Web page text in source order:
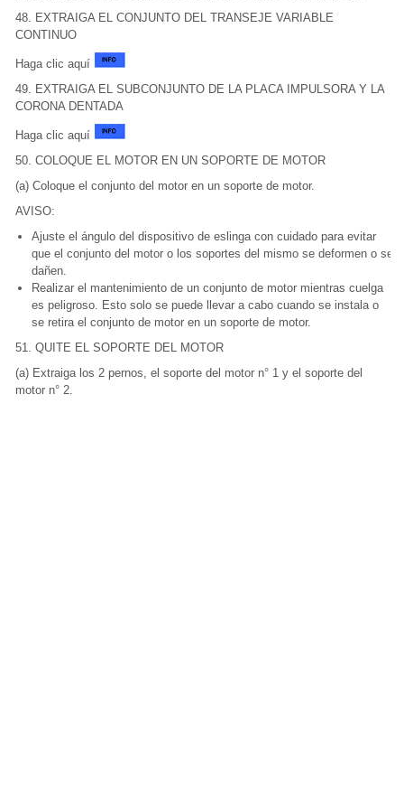
48. EXTRAIGA EL CONJUNTO DEL TRANSEJE VARIABLE
CONTINUO
Haga clic aquí
49. EXTRAIGA EL SUBCONJUNTO DE LA PLACA IMPULSORA Y LA
CORONA DENTADA
Haga clic aquí
50. COLOQUE EL MOTOR EN UN SOPORTE DE MOTOR
(a) Coloque el conjunto del motor en un soporte de motor.
AVISO:
Ajuste el ángulo del dispositivo de eslinga con cuidado para evitar
que el conjunto del motor o los soportes del mismo se deformen o se
dañen.
Realizar el mantenimiento de un conjunto de motor mientras cuelga
es peligroso. Esto solo se puede llevar a cabo cuando se instala o
se retira el conjunto de motor en un soporte de motor.
51. QUITE EL SOPORTE DEL MOTOR
(a) Extraiga los 2 pernos, el soporte del motor n° 1 y el soporte del
motor n° 2.